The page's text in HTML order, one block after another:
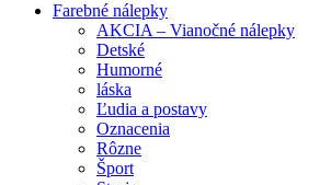
Farebné nálepky
AKCIA – Vianočné nálepky
Detské
Humorné
láska
Ľudia a postavy
Oznacenia
Rôzne
Šport